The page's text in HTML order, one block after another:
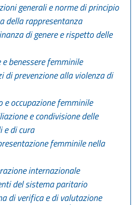
generali e norme di principio
della rappresentanza
di genere e rispetto delle
benessere femminile
di prevenzione alla violenza di
e occupazione femminile
e condivisione delle
e di cura
femminile nella
internazionale
del sistema paritario
di verifica e di valutazione